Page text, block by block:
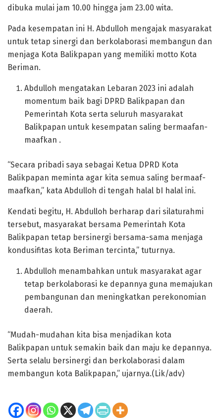
dibuka mulai jam 10.00 hingga jam 23.00 wita.
Pada kesempatan ini H. Abdulloh mengajak masyarakat
untuk tetap sinergi dan berkolaborasi membangun dan
menjaga Kota Balikpapan yang memiliki motto Kota
Beriman.
Abdulloh mengatakan Lebaran 2023 ini adalah
momentum baik bagi DPRD Balikpapan dan
Pemerintah Kota serta seluruh masyarakat
Balikpapan untuk kesempatan saling bermaafan-
maafkan .
“Secara pribadi saya sebagai Ketua DPRD Kota
Balikpapan meminta agar kita semua saling bermaaf-
maafkan,” kata Abdulloh di tengah halal bI halal ini.
Kendati begitu, H. Abdulloh berharap dari silaturahmi
tersebut, masyarakat bersama Pemerintah Kota
Balikpapan tetap bersinergi bersama-sama menjaga
kondusifitas kota Beriman tercinta,” tuturnya.
Abdulloh menambahkan untuk masyarakat agar
tetap berkolaborasi ke depannya guna memajukan
pembangunan dan meningkatkan perekonomian
daerah.
“Mudah-mudahan kita bisa menjadikan kota
Balikpapan untuk semakin baik dan maju ke depannya.
Serta selalu bersinergi dan berkolaborasi dalam
membangun kota Balikpapan,” ujarnya.(Lik/adv)